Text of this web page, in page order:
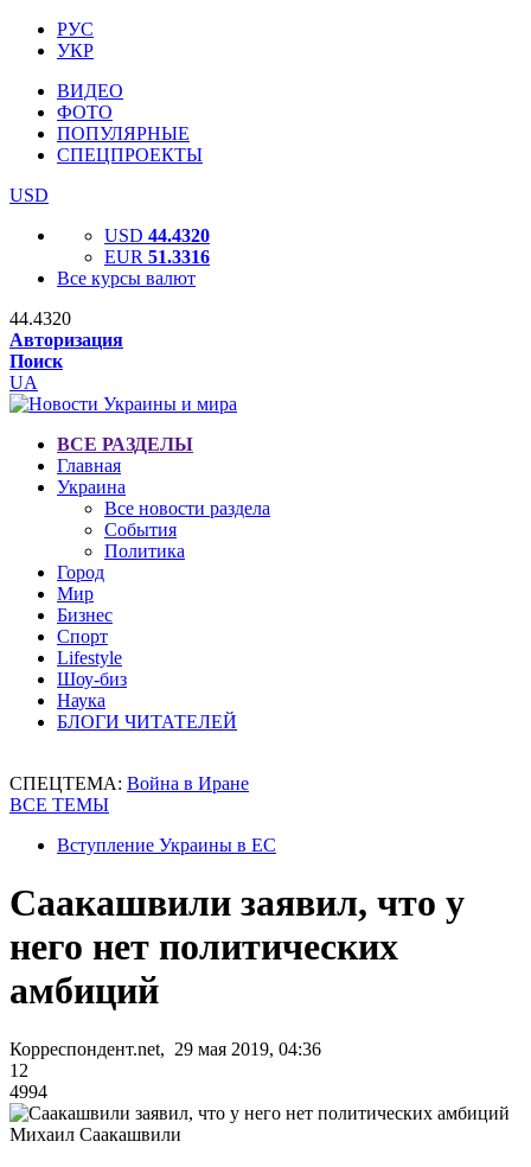
РУС
УКР
ВИДЕО
ФОТО
ПОПУЛЯРНЫЕ
СПЕЦПРОЕКТЫ
USD
USD 44.4320
EUR 51.3316
Все курсы валют
44.4320
Авторизация
Поиск
UA
ВСЕ РАЗДЕЛЫ
Главная
Украина
Все новости раздела
События
Политика
Город
Мир
Бизнес
Спорт
Lifestyle
Шоу-биз
Наука
БЛОГИ ЧИТАТЕЛЕЙ
СПЕЦТЕМА: Война в Иране
ВСЕ ТЕМЫ
Вступление Украины в ЕС
Саакашвили заявил, что у
него нет политических
амбиций
Корреспондент.net, 29 мая 2019, 04:36
12
4994
Михаил Саакашвили